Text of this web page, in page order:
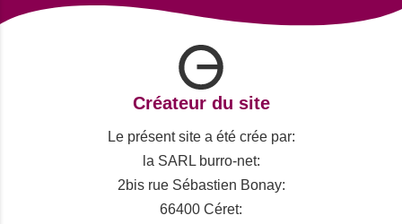
Créateur du site
Le présent site a été crée par:
la SARL burro-net:
2bis rue Sébastien Bonay:
66400 Céret: